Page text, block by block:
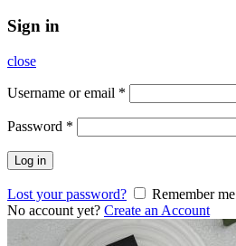
Sign in
close
Username or email *
Password *
Log in
Lost your password?
Remember me
No account yet? Create an Account